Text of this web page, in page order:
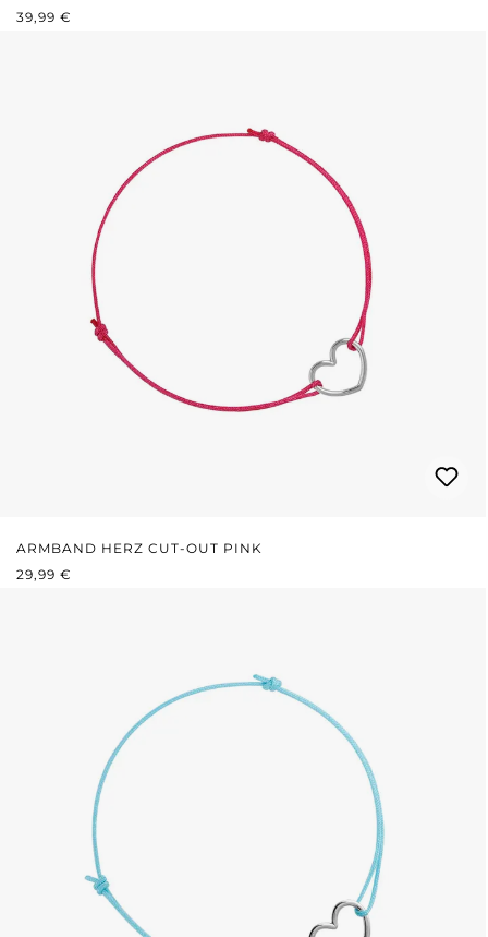
REGULÄRER PREIS:
39,99 €
ARMBAND HERZ CUT-OUT PINK
REGULÄRER PREIS:
29,99 €